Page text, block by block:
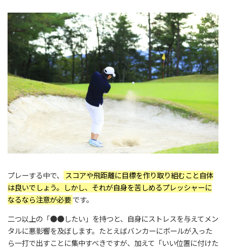
プレーする中で、
スコアや飛距離に目標を作り取り組むこと自体
は良いでしょう。しかし、それが自身を苦しめるプレッシャーに
なるなら注意が必要です。
二つ以上の「●●したい」を持つと、自身にストレスを与えてメン
タルに悪影響を及ぼします。たとえばバンカーにボールが入った
ら一打で出すことに集中すべきですが、加えて「いい位置に付けた